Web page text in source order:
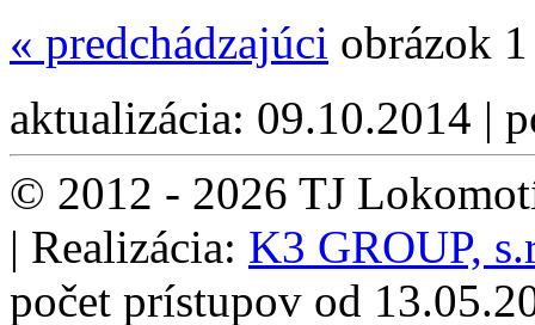
« predchádzajúci obrázok
aktualizácia: 09.10.2014 |
© 2012 - 2026 TJ
| Realizácia: K3 GROUP,
počet prístupov od